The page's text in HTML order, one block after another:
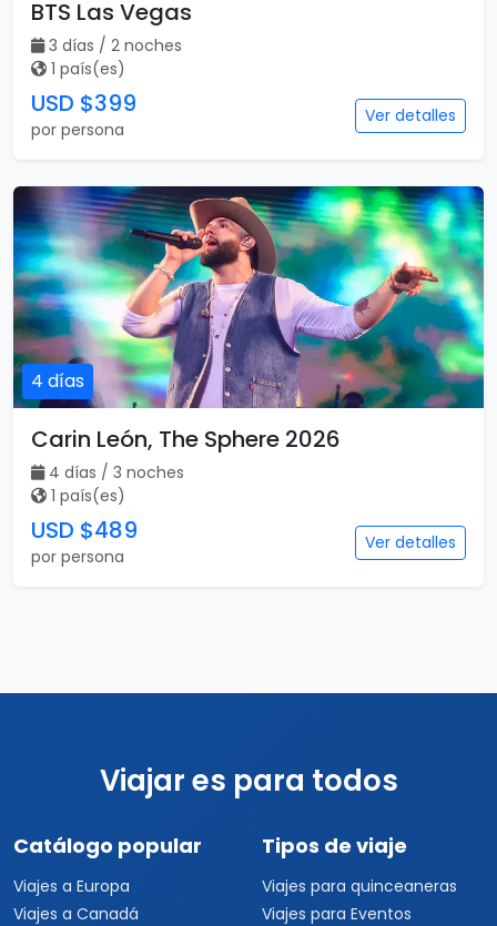
BTS Las Vegas
3 días / 2 noches
1 país(es)
USD $399
por persona
Ver detalles
4 días
Carin León, The Sphere 2026
4 días / 3 noches
1 país(es)
USD $489
por persona
Ver detalles
Viajar es para todos
Catálogo popular
Viajes a Europa
Viajes a Canadá
Tipos de viaje
Viajes para quinceaneras
Viajes para Eventos